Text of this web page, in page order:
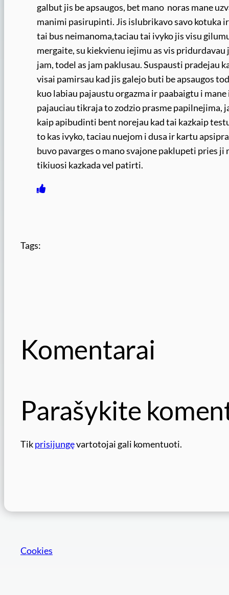
galbut jis be apsaugos, bet mano noras mane
manimi pasirupinti. Jis islubrikavo savo kotuka
tai bus neimanoma,taciau tai ivyko jis visu
mergaite, su kiekvienu iejimu as vis
jam, todel as jam paklusau. Suspausti pradejau
visai pamirsau kad jis galejo buti be apsaugos
kuo labiau pajaustu orgazma ir paabaigtu i
pajauciau tikraja to zodzio prasme papilnejima,
kaip apibudinti bent norejau kad tai kazkaip
to kas ivyko, taciau nuejom i dusa ir kartu
buvo pavarges o mano svajone paklupeti pries
tikiuosi kazkada vel patirti.
Tags:
Komentarai
Parašykite
Tikprisijungęvartotojai gali komentuoti.
Cookies